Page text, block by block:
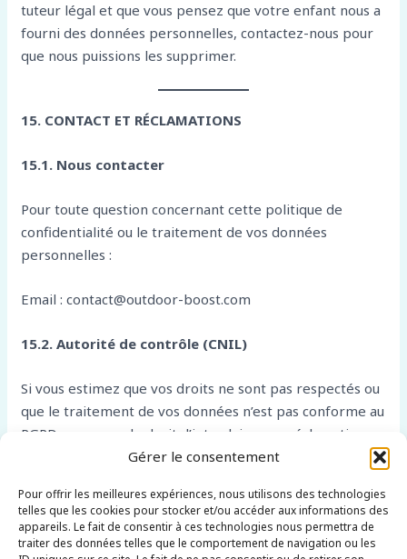
Gérer le consentement
Pour offrir les meilleures expériences, nous utilisons des technologies
telles que les cookies pour stocker et/ou accéder aux informations des
appareils. Le fait de consentir à ces technologies nous permettra de
traiter des données telles que le comportement de navigation ou les
tuteur légal et que vous pensez que votre enfant nous a
fourni des données personnelles, contactez-nous pour
que nous puissions les supprimer.
15. CONTACT ET RÉCLAMATIONS
15.1. Nous contacter
Pour toute question concernant cette politique de
confidentialité ou le traitement de vos données
personnelles :
Email : contact@outdoor-boost.com
15.2. Autorité de contrôle (CNIL)
Si vous estimez que vos droits ne sont pas respectés ou
que le traitement de vos données n’est pas conforme au
RGPD, vous avez le droit d’introduire une réclamation
auprès de la Commission Nationale de l’Informatique et
CNIL3 Place de Fontenoy TSA 80715 75334 Paris Cedex
07 Téléphone : 01 53 73 22 22 Site web : www.cnil.fr